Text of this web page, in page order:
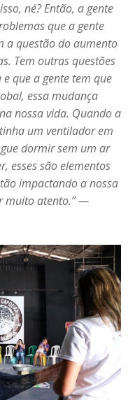
né? Então, a gente
que a gente
a questão do aumento
Tem outras questões
que a gente tem que
essa mudança
nossa vida. Quando a
um ventilador em
dormir sem um ar
esses são elementos
impactando a nossa
muito atento.” —